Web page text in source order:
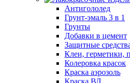
Антигололед
Грунт-эмаль 3 в 1
Грунты
Добавки в цемент
Защитные
Клеи, герметики,
Колеровка красок
Краска аэрозоль
Краска ВД